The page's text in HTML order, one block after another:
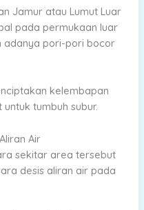
Jamur atau Lumut Luar
pada permukaan luar
adanya pori-pori bocor
kelembapan
tumbuh subur.
Air
sekitar area tersebut
desis aliran air pada